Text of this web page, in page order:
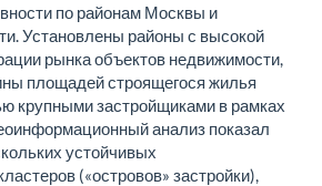
по районам Москвы и
Установлены районы с высокой
рынка объектов недвижимости,
площадей строящегося жилья
крупными застройщиками в рамках
анализ показал
устойчивых
(«островов» застройки),